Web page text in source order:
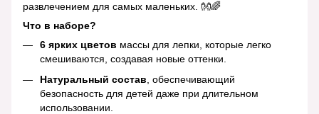
развлечением для самых маленьких. 👐🌈
Что в наборе?
6 ярких цветов массы для лепки, которые легко
смешиваются, создавая новые оттенки.
Натуральный состав , обеспечивающий
безопасность для детей даже при длительном
использовании.